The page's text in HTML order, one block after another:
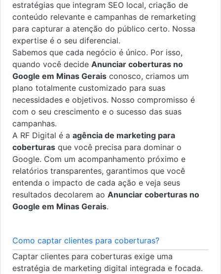
estratégias que integram SEO local, criação de
conteúdo relevante e campanhas de remarketing
para capturar a atenção do público certo. Nossa
expertise é o seu diferencial.
Sabemos que cada negócio é único. Por isso,
quando você decide Anunciar coberturas no
Google em Minas Gerais conosco, criamos um
plano totalmente customizado para suas
necessidades e objetivos. Nosso compromisso é
com o seu crescimento e o sucesso das suas
campanhas.
A RF Digital é a agência de marketing para
coberturas que você precisa para dominar o
Google. Com um acompanhamento próximo e
relatórios transparentes, garantimos que você
entenda o impacto de cada ação e veja seus
resultados decolarem ao Anunciar coberturas no
Google em Minas Gerais.
Como captar clientes para coberturas?
Captar clientes para coberturas exige uma
estratégia de marketing digital integrada e focada.